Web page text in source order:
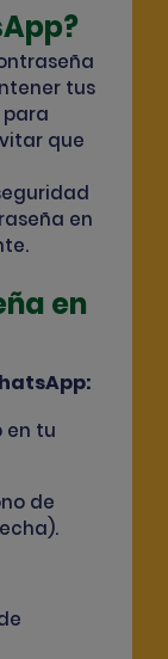
tus
para
que
en
en
en tu
de